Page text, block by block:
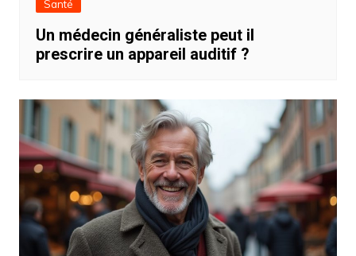
Santé
Un médecin généraliste peut il
prescrire un appareil auditif ?